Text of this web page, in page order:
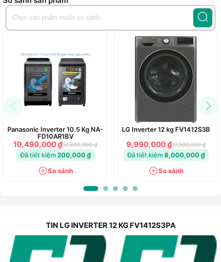
Panasonic Inverter 10.5 Kg NA-
FD10AR1BV
10,490,000 ₫10,690,000 ₫
Đã tiết kiệm200,000 ₫
So sánh
LG Inverter 12 kg FV1412S3B
9,990,000 ₫17,990,000 ₫
Đã tiết kiệm8,000,000 ₫
So sánh
TIN LG INVERTER 12 KG FV1412S3PA